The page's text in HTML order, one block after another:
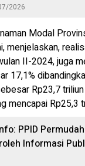
2026
Modal
menjelaskan,
II-2024, juga
17,1%
Rp23,7
mencapai Rp25,3
PPID Permudah
Informasi